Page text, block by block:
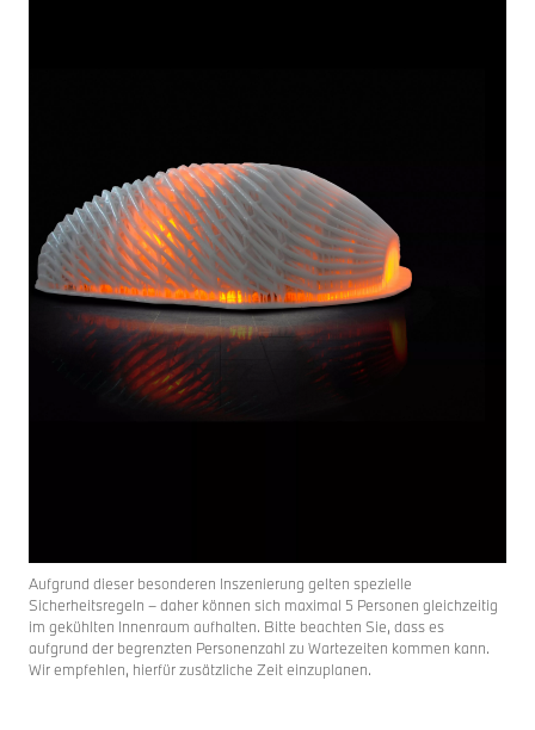
Aufgrund dieser besonderen Inszenierung gelten spezielle
Sicherheitsregeln – daher können sich maximal 5 Personen gleichzeitig
im gekühlten Innenraum aufhalten. Bitte beachten Sie, dass es
aufgrund der begrenzten Personenzahl zu Wartezeiten kommen kann.
Wir empfehlen, hierfür zusätzliche Zeit einzuplanen.